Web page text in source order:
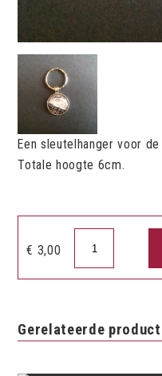
Een sleutelhanger voor
Totale hoogte 6cm.
€ 3,00
glas
Gerelateerde